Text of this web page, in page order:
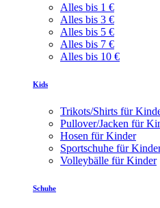
Alles bis 1 €
Alles bis 3 €
Alles bis 5 €
Alles bis 7 €
Alles bis 10 €
Kids
Trikots/Shirts für
Pullover/Jacken für
Hosen für Kinder
Sportschuhe für
Volleybälle für Kinder
Schuhe